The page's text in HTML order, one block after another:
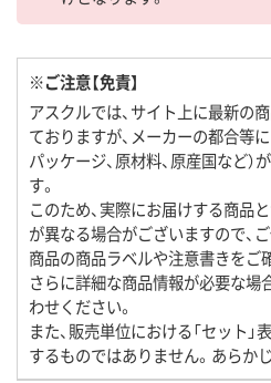
※ご注意【免責】
アスクルでは、サイト上に最新の
ておりますが、メーカーの都合等に
パッケージ、原材料、原産国など
す。
このため、実際にお届けする商品
が異なる場合がございますので、
商品の商品ラベルや注意書きをご
さらに詳細な商品情報が必要な場
わせください。
また、販売単位における「セット
するものではありません。あらか